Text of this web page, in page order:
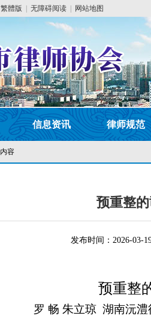
繁體版 无障碍阅读 网站地图
信息资讯 律师规范
容
预重整
发布时间：2026-03-
预重整
畅 朱立琼 湖南沅